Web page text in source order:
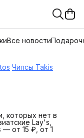
Все новости
Чипсы Takis
которых нет в
Lay's,
— от 15 ₽, от 1